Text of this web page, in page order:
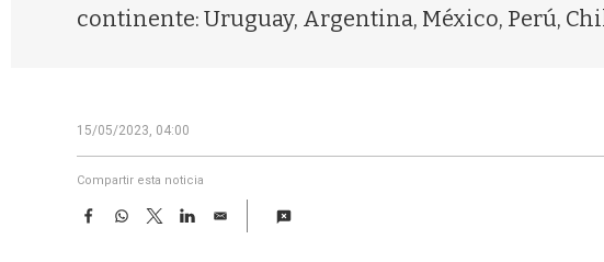
continente: Uruguay, Argentina, México, Perú,
15/05/2023, 04:00
Compartir esta noticia
F
W
T
w
L
E